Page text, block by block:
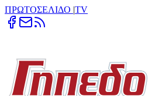
ΠΡΩΤΟΣΕΛΙΔΟ |TV